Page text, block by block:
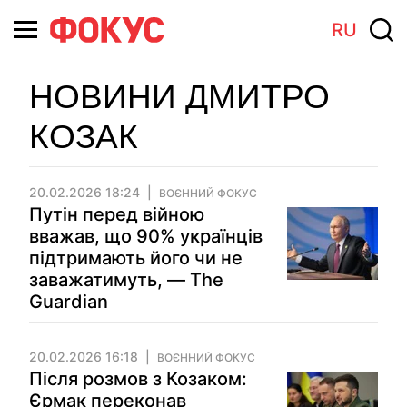
RU
НОВИНИ ДМИТРО
КОЗАК
20.02.2026 18:24 ВОЄННИЙ ФОКУС
Путін перед війною
вважав, що 90% українців
підтримають його чи не
заважатимуть, — The
Guardian
20.02.2026 16:18 ВОЄННИЙ ФОКУС
Після розмов з Козаком:
Єрмак переконав